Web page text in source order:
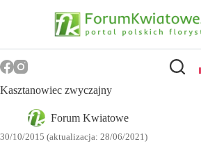
Kasztanowiec zwyczajny
Forum Kwiatowe
30/10/2015 (aktualizacja: 28/06/2021)